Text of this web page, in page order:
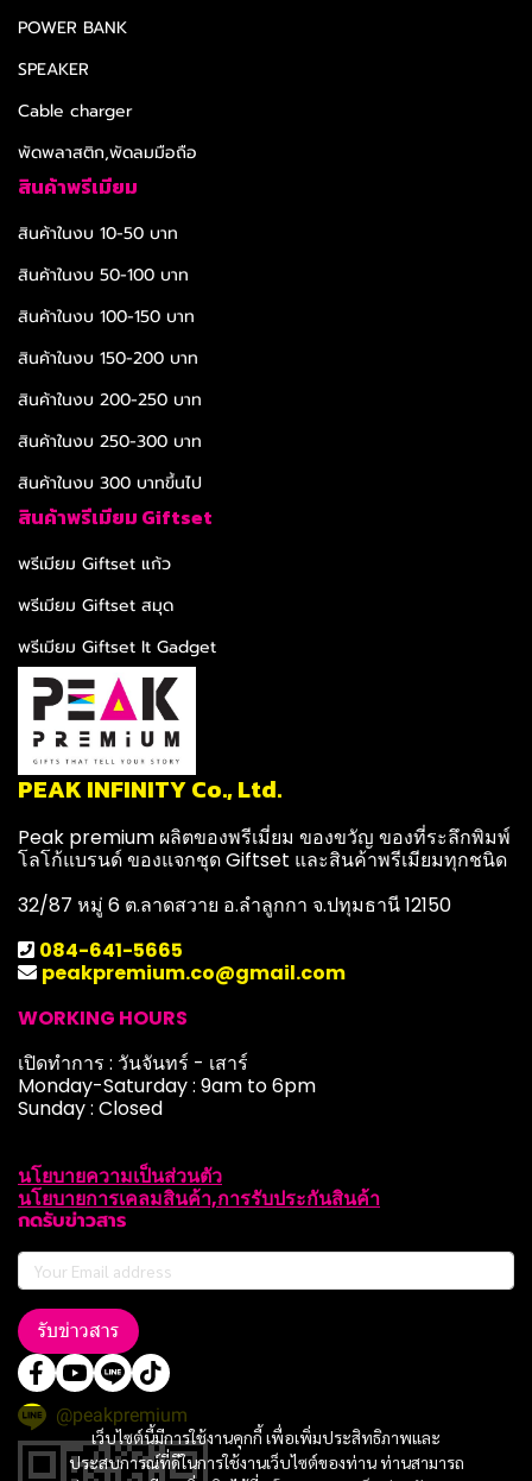
เว็บไซต์นี้มีการใช้งานคุกกี้ เพื่อเพิ่มประสิทธิภาพและ
ประสบการณ์ที่ดีในการใช้งานเว็บไซต์ของท่าน ท่านสามารถ
POWER BANK
SPEAKER
Cable charger
พัดพลาสติก,พัดลมมือถือ
สินค้าพรีเมียม
สินค้าในงบ 10-50 บาท
สินค้าในงบ 50-100 บาท
สินค้าในงบ 100-150 บาท
สินค้าในงบ 150-200 บาท
สินค้าในงบ 200-250 บาท
สินค้าในงบ 250-300 บาท
สินค้าในงบ 300 บาทขึ้นไป
สินค้าพรีเมียม Giftset
พรีเมียม Giftset แก้ว
พรีเมียม Giftset สมุด
พรีเมียม Giftset It Gadget
PEAK INFINITY Co., Ltd.
Peak premium ผลิตของพรีเมี่ยม ของขวัญ ของที่ระลึกพิมพ์
โลโก้แบรนด์ ของแจกชุด Giftset และสินค้าพรีเมียมทุกชนิด
32/87 หมู่ 6 ต.ลาดสวาย อ.ลำลูกกา จ.ปทุมธานี 12150
084-641-5665
peakpremium.co@gmail.com
WORKING HOURS
เปิดทำการ : วันจันทร์ - เสาร์
Monday-Saturday : 9am to 6pm
Sunday : Closed
นโยบายความเป็นส่วนตัว
นโยบายการเคลมสินค้า,การรับประกันสินค้า
กดรับข่าวสาร
รับข่าวสาร
@peakpremium